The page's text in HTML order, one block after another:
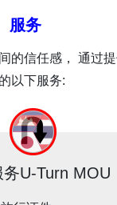
服务
的信任感， 通过
以下服务:
U-Turn MOU